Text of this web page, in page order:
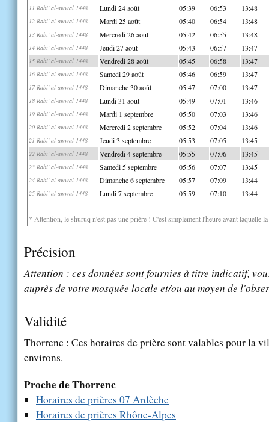
11 Rabi' al-awwal 1448 Lundi 24 août 05:39 06:53 13:48
12 Rabi' al-awwal 1448 Mardi 25 août 05:40 06:54 13:48
13 Rabi' al-awwal 1448 Mercredi 26 août 05:42 06:55 13:48
14 Rabi' al-awwal 1448 Jeudi 27 août 05:43 06:57 13:47
15 Rabi' al-awwal 1448 Vendredi 28 août 05:45 06:58 13:47
16 Rabi' al-awwal 1448 Samedi 29 août 05:46 06:59 13:47
17 Rabi' al-awwal 1448 Dimanche 30 août 05:47 07:00 13:47
18 Rabi' al-awwal 1448 Lundi 31 août 05:49 07:01 13:46
19 Rabi' al-awwal 1448 Mardi 1 septembre 05:50 07:03 13:46
20 Rabi' al-awwal 1448 Mercredi 2 septembre 05:52 07:04 13:46
21 Rabi' al-awwal 1448 Jeudi 3 septembre 05:53 07:05 13:45
22 Rabi' al-awwal 1448 Vendredi 4 septembre 05:55 07:06 13:45
23 Rabi' al-awwal 1448 Samedi 5 septembre 05:56 07:07 13:45
24 Rabi' al-awwal 1448 Dimanche 6 septembre 05:57 07:09 13:44
25 Rabi' al-awwal 1448 Lundi 7 septembre 05:59 07:10 13:44
* Attention, le shuruq n'est pas une prière ! C'est simplement l'heure avant laquelle
Précision
Attention : ces données sont fournies à titre indicatif,
auprès de votre mosquée locale et/ou au moyen de
Validité
Thorrenc : Ces horaires de prière sont valables pour la
environs.
Proche de Thorrenc
Horaires de prières 07 Ardèche
Horaires de prières Rhône-Alpes